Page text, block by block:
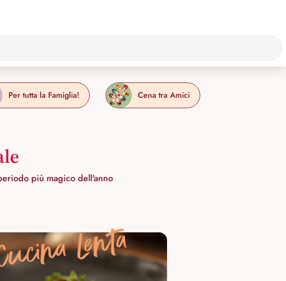
Per tutta la Famiglia! Cena tra Amici
più magico dell'anno
Lenta